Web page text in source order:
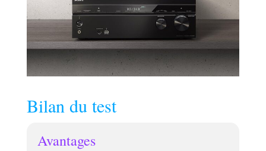
Bilan du test
Avantages